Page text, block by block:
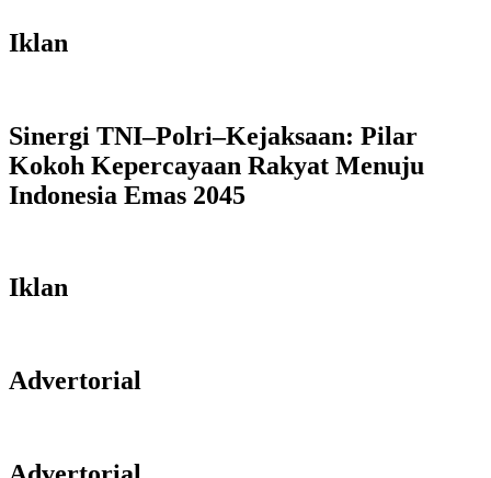
Iklan
Sinergi TNI–Polri–Kejaksaan: Pilar
Kokoh Kepercayaan Rakyat Menuju
Indonesia Emas 2045
Iklan
Advertorial